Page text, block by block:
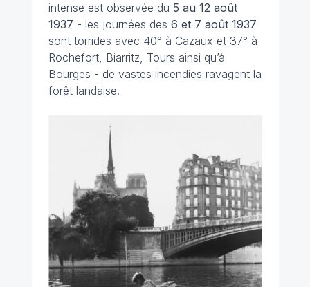
intense est observée du 5 au 12 août
1937 - les journées des 6 et 7 août 1937
sont torrides avec 40° à Cazaux et 37° à
Rochefort, Biarritz, Tours ainsi qu’à
Bourges - de vastes incendies ravagent la
forêt landaise.